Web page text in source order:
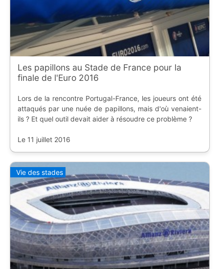
Les papillons au Stade de France pour la
finale de l'Euro 2016
Lors de la rencontre Portugal-France, les joueurs ont été
attaqués par une nuée de papillons, mais d'où venaient-
ils ? Et quel outil devait aider à résoudre ce problème ?
Le 11 juillet 2016
Vie des stades